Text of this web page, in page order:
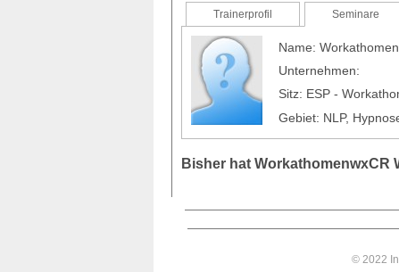
Trainerprofil Seminare
Name:
Unternehmen:
Sitz: ESP -
Gebiet: NLP,
Bisher hat WorkathomenwxCR
© 2022